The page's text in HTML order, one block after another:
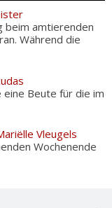
beim amtierenden
Während die
Beute für die im
Vleugels
Wochenende